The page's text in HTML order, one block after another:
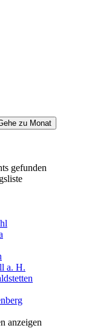
zu Monat
gefunden
a. H.
anzeigen